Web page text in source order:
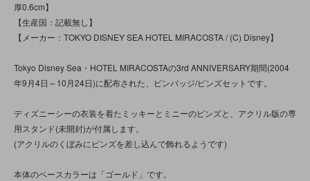
厚0.6cm】
【生産国：記載無し】
【メーカー：TOKYO DISNEY SEA HOTEL MIRACOSTA / (C) Disney】
Tokyo Disney Sea・HOTEL MIRACOSTAの3rd ANNIVERSARY期間(2004
年9月4日～10月24日)に配布された、ピンバッジ/ピンズセットです。
ディズニーシーの衣装を着たミッキーとミニーのピンズと、アクリル版の専
用スタンド(未開封)が付属します。
(アクリルのくぼみにピンズを差し込んで飾れるようです)
本体のベースカラーは「ゴールド」です。